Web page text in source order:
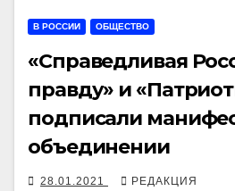
В РОССИИ ОБЩЕСТВО
«Справедливая
правду» и
подписали
объединении
28.01.2021 РЕДАКЦИЯ